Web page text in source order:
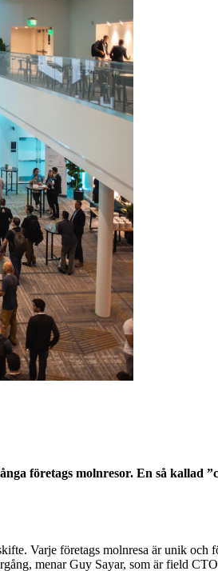
företags molnresor. En så
Varje företags molnresa är unik
menar Guy Sayar, som är field